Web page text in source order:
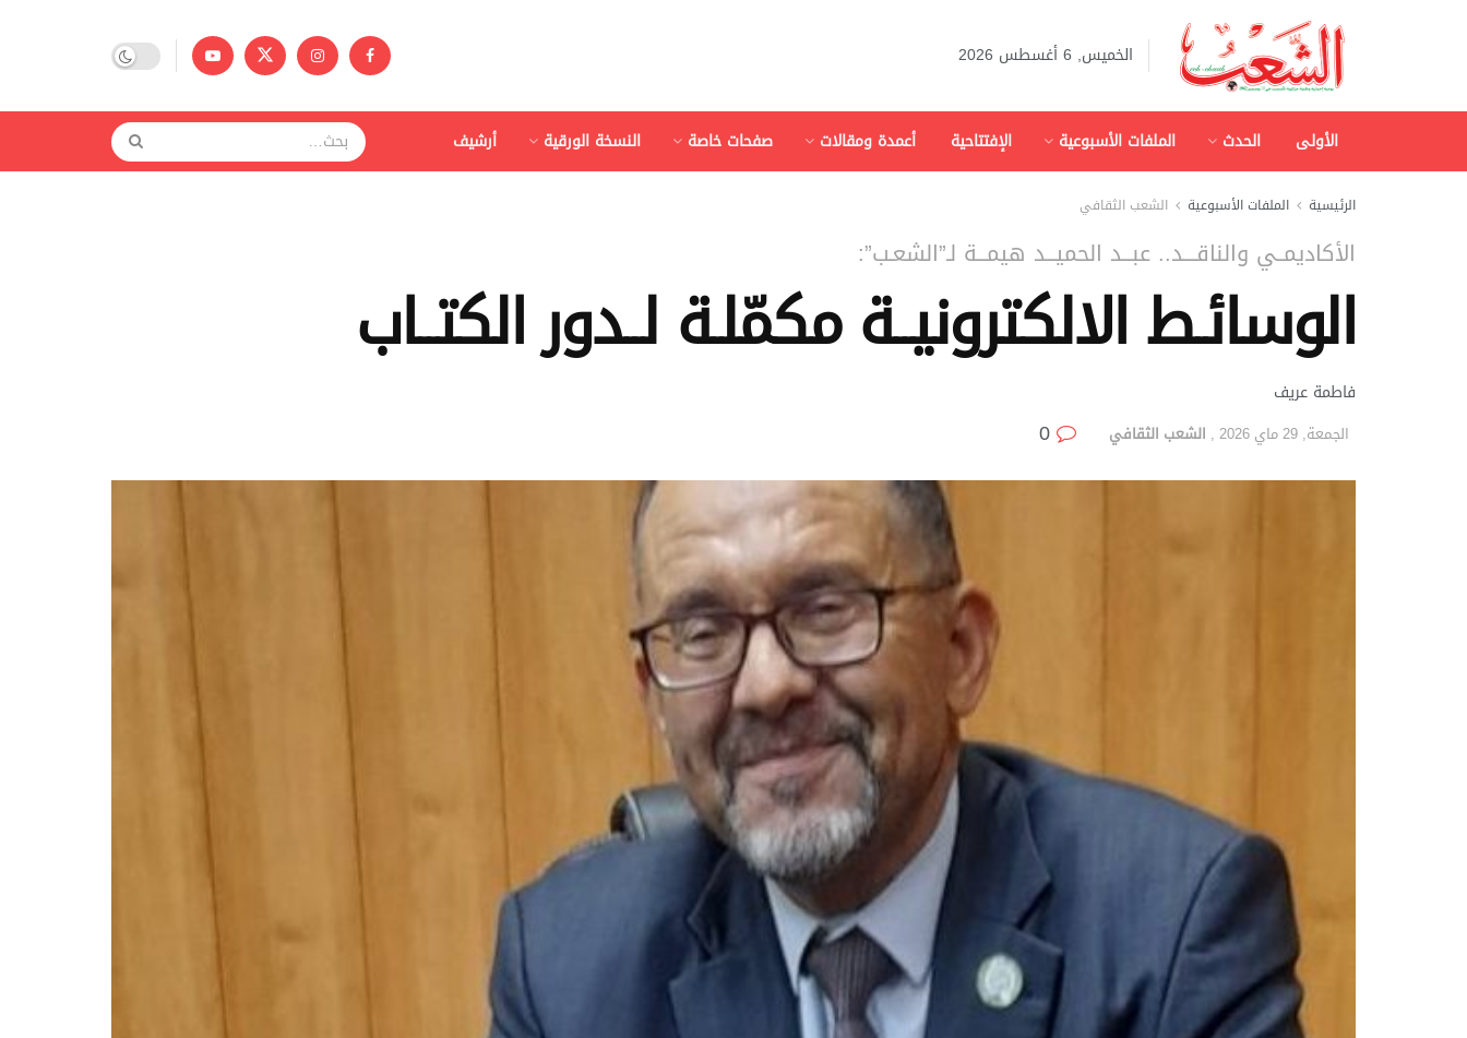
الخميس, 6 أغسطس 2026
الأولى الحدث الملفات الأسبوعية الإفتتاحية أعمدة ومقالات صفحات خاصة النسخة الورقية أرشيف
الرئيسية الملفات الأسبوعية الشعب الثقافي
الأكاديمــي والناقــــد.. عبـــد الحميـــد هيمـــة لـ”الشعـب”:
الوسائـط الالكترونيــة مكمّلـة لــدور الكتــاب
فاطمة عريف
الجمعة, 29 ماي 2026 , الشعب الثقافي